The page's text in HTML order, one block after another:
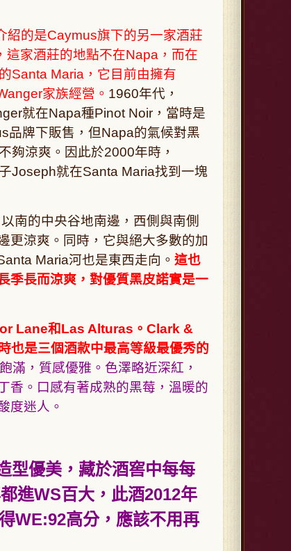
紹的是Caymus旗下的另一家酒莊
這家酒莊的地點不在Napa ，而在
Santa Maria ，它目前由擁有
家族經營。 1960年代，
就在Napa種Pinot Noir ，當時是
品牌下販售，但Napa的氣候對黑
夠涼爽。因此於2000年時，
Joseph就在Santa Maria找到一塊
南的中央谷地南邊，西側與南側
更涼爽。同時，它與絕大多數的加
Maria河也是東西走向。 這也
季長而涼爽，對優質黑皮諾實是一
Lane和Las Alturas 。 Clark &
也是三個酒款中最高等級最優秀的
滿，質感優雅。色澤略近深紅，
香。口感有著成熟的黑莓，溫暖的
度迷人。
型優美，藏於酒窖中每每
進WS百大 ，此酒2012年
WE:92高分，應該不用再